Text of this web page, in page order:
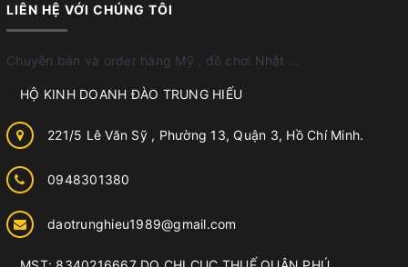
LIÊN HỆ VỚI CHÚNG TÔI
Chuyên bán và order hàng Mỹ , đồ chơi Nhật ...
HỘ KINH DOANH ĐÀO TRUNG HIẾU
221/5 Lê Văn Sỹ , Phường 13, Quận 3, Hồ Chí Minh.
0948301380
daotrunghieu1989@gmail.com